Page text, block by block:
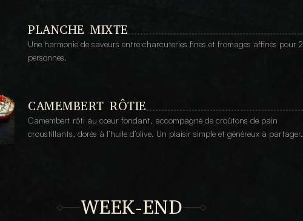
PLANCHE MIXTE
Une harmonie de saveurs entre charcuteries fines et fromages affinés pour 2
personnes.
CAMEMBERT RÔTIE
Camembert rôti au cœur fondant, accompagné de croûtons de pain
croustillants, dorés à l’huile d’olive. Un plaisir simple et généreux à partager.
WEEK-END